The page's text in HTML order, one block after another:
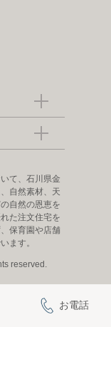
て、石川県金
自然素材、天
自然の恩恵を
た注文住宅を
保育園や店舗
ます。
reserved.
お電話